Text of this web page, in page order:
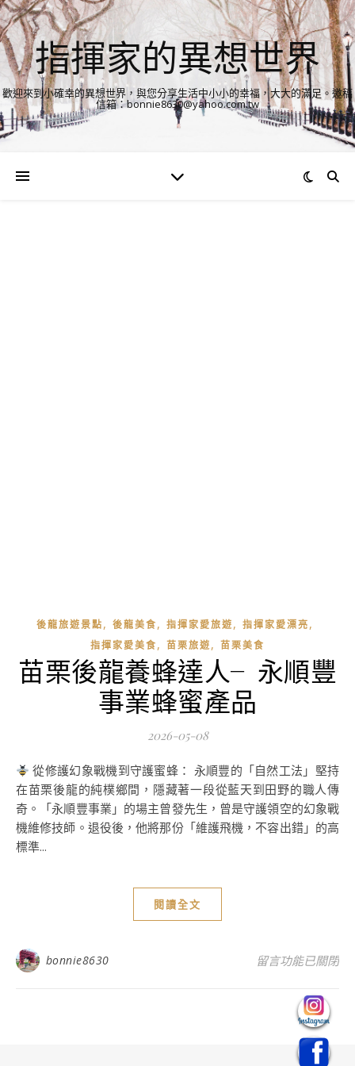
指揮家的異想世界
歡迎來到小確幸的異想世界，與您分享生活中小小的幸福，大大的滿足。邀稿
信箱：bonnie8630@yahoo.com.tw
後龍旅遊景點, 後龍美食, 指揮家愛旅遊, 指揮家愛漂亮,
指揮家愛美食, 苗栗旅遊, 苗栗美食
苗栗後龍養蜂達人╴永順豐
事業蜂蜜產品
2026-05-08
從修護幻象戰機到守護蜜蜂： 永順豐的「自然工法」堅持
在苗栗後龍的純樸鄉間，隱藏著一段從藍天到田野的職人傳
奇。「永順豐事業」的場主曾發先生，曾是守護領空的幻象戰
機維修技師。退役後，他將那份「維護飛機，不容出錯」的高
標準...
閱讀全文
bonnie8630 在〈苗栗後龍養
留言功能已關閉